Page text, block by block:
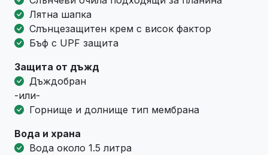
Лятна шапка
Слънцезащитен крем с висок фактор
Бъф с UPF защита
Защита от дъжд
Дъждобран
-или-
Горнище и долнище тип мембрана
Вода и храна
Вода около 1.5 литра